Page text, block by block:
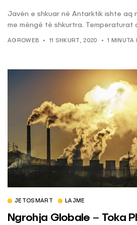
Javën e shkuar në Antarktik ishte aq
me mëngë të shkurtra. Temperaturat
AGROWEB 11 SHKURT, 2020 1 MINUTA
JETOSMART LAJME
Ngrohja Globale – Toka